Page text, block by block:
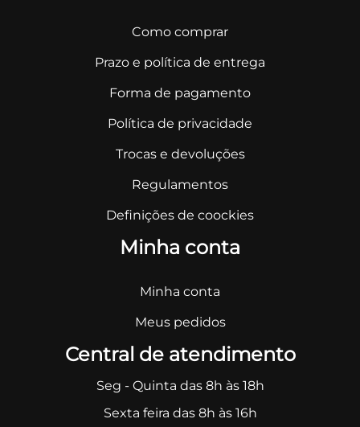
Como comprar
Prazo e política de entrega
Forma de pagamento
Política de privacidade
Trocas e devoluções
Regulamentos
Definições de coockies
Minha conta
Minha conta
Meus pedidos
Central de atendimento
Seg - Quinta das 8h às 18h
Sexta feira das 8h às 16h